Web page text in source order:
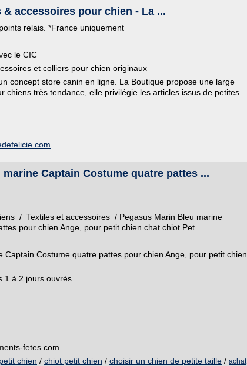
accessoires pour chien - La ...
relais. *France uniquement
le CIC
et colliers pour chien originaux
concept store canin en ligne. La Boutique propose une large
chiens très tendance, elle privilégie les articles issus de petites
Captain Costume quatre pattes ...
/ Textiles et accessoires / Pegasus Marin Bleu marine
pour chien Ange, pour petit chien chat chiot Pet
Captain Costume quatre pattes pour chien Ange, pour petit chien
1 à 2 jours ouvrés
fetes.com
chien / chiot petit chien / choisir un chien de petite taille / achat